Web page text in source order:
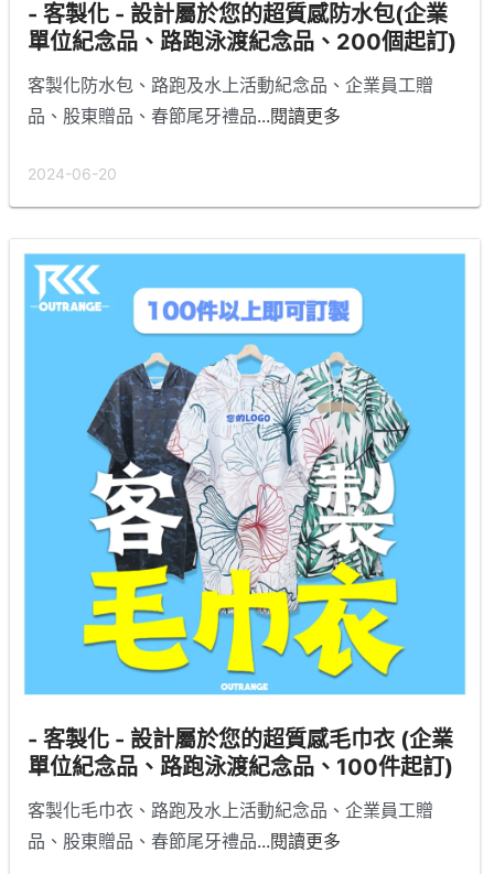
- 客製化 - 設計屬於您的超質感防水包(企業
單位紀念品、路跑泳渡紀念品、200個起訂)
客製化防水包、路跑及水上活動紀念品、企業員工贈
品、股東贈品、春節尾牙禮品...閱讀更多
2024-06-20
- 客製化 - 設計屬於您的超質感毛巾衣 (企業
單位紀念品、路跑泳渡紀念品、100件起訂)
客製化毛巾衣、路跑及水上活動紀念品、企業員工贈
品、股東贈品、春節尾牙禮品...閱讀更多